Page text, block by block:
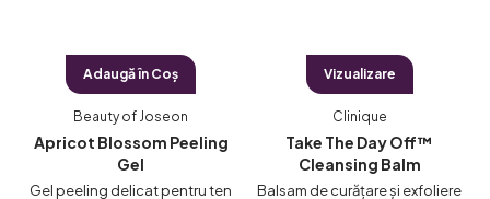
Apricot Blossom Peeling
Gel
Beauty of Joseon
Adaugă în Coş
Gel peeling delicat pentru ten
Take The Day Off™
Cleansing Balm
Clinique
Vizualizare
Balsam de curățare și exfoliere